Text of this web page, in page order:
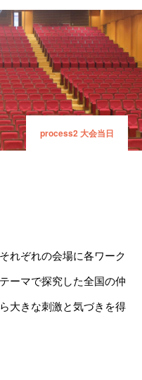
process2 大会当日
れぞれの会場に各ワーク
ーマで探究した全国の仲
大きな刺激と気づきを得